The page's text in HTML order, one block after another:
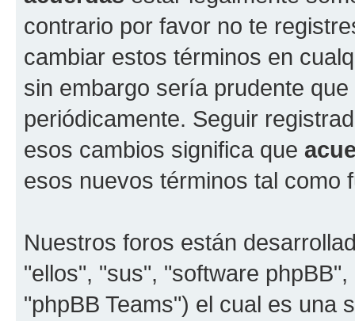
contrario por favor no te
cambiar estos términos en
sin embargo sería prudente
periódicamente. Seguir
esos cambios significa que
esos nuevos términos tal como
Nuestros foros están
"ellos", "sus", "software
"phpBB Teams") el cual es una